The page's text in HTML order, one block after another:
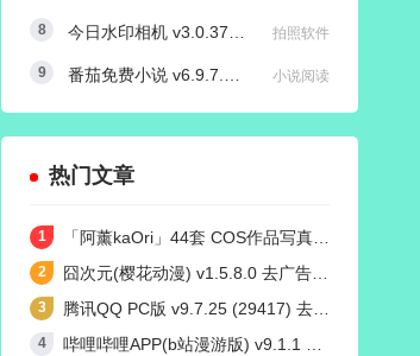
拍照软件
小说阅读
热门文章
「阿薰kaOri」44套 COS作品写真合集[持续更新]，一个独特的Coser魅力
囧次元(樱花动漫) v1.5.8.0 去广告纯净版
腾讯QQ PC版 v9.7.25 (29417) 去广告防撤回绿色精简版
哔哩哔哩APP(b站漫游版) v9.1.1 哔哩漫游去广告解除版权受限